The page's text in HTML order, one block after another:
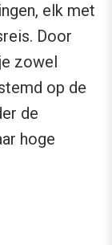
elk met
Door
zowel
op de
de
hoge